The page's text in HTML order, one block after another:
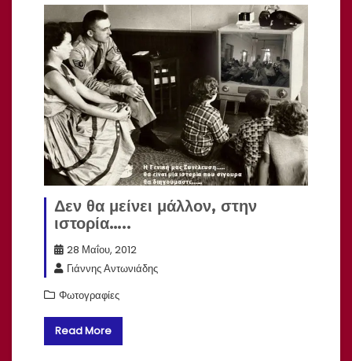
Δεν θα μείνει μάλλον, στην
ιστορία…..
28 Μαΐου, 2012
Γιάννης Αντωνιάδης
Φωτογραφίες
Read More